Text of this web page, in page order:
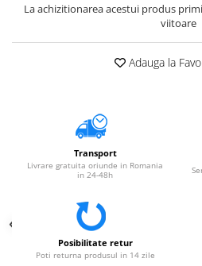
La achizitionarea acestui produs
viitoare
Adauga la
Transport
Livrare gratuita oriunde in Romania
in 24-48h
Posibilitate retur
Poti returna produsul in 14 zile